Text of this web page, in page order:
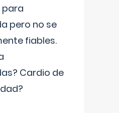
pero no se
fiables.
Cardio de